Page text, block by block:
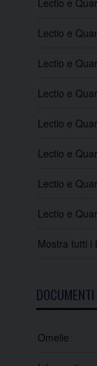
Lectio e
Lectio e
Lectio e
Lectio e
Lectio e
Lectio e
Lectio e
Lectio e
Mostra tutti i
Omelie